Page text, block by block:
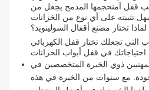
قفل آمنحجمها المدمج يجعل من
لماذا تختار مصنع أقفال السولينويد؟
التي تجعلك تختار قفل الكهربائي
ذوي الخبرة المتخصصين في
مع سنوات من الخبرة في هذه